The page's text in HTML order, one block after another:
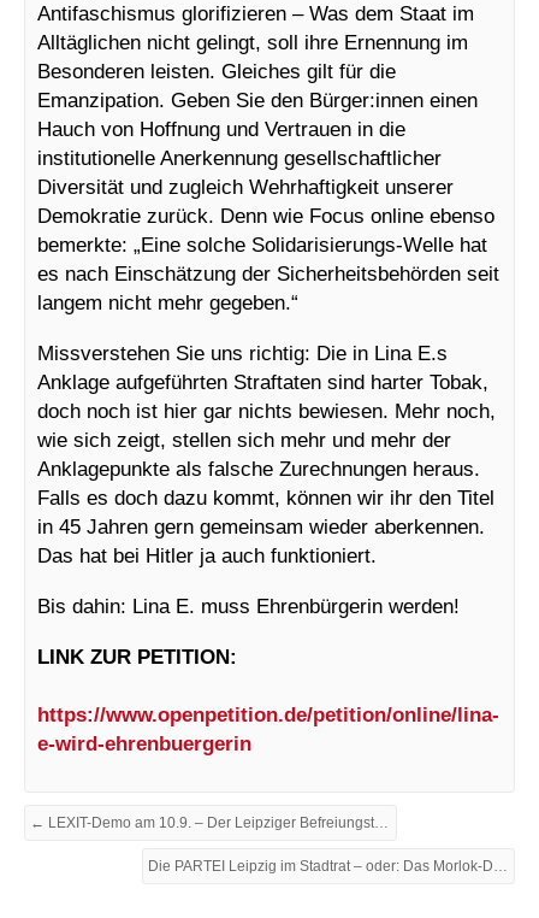
Antifaschismus glorifizieren – Was dem Staat im
Alltäglichen nicht gelingt, soll ihre Ernennung im
Besonderen leisten. Gleiches gilt für die
Emanzipation. Geben Sie den Bürger:innen einen
Hauch von Hoffnung und Vertrauen in die
institutionelle Anerkennung gesellschaftlicher
Diversität und zugleich Wehrhaftigkeit unserer
Demokratie zurück. Denn wie Focus online ebenso
bemerkte: „Eine solche Solidarisierungs-Welle hat
es nach Einschätzung der Sicherheitsbehörden seit
langem nicht mehr gegeben.“
Missverstehen Sie uns richtig: Die in Lina E.s
Anklage aufgeführten Straftaten sind harter Tobak,
doch noch ist hier gar nichts bewiesen. Mehr noch,
wie sich zeigt, stellen sich mehr und mehr der
Anklagepunkte als falsche Zurechnungen heraus.
Falls es doch dazu kommt, können wir ihr den Titel
in 45 Jahren gern gemeinsam wieder aberkennen.
Das hat bei Hitler ja auch funktioniert.
Bis dahin: Lina E. muss Ehrenbürgerin werden!
LINK ZUR PETITION:
https://www.openpetition.de/petition/online/lina-
e-wird-ehrenbuergerin
← LEXIT-Demo am 10.9. – Der Leipziger Befreiungstag (Bilder + Videos)
Die PARTEI Leipzig im Stadtrat – oder: Das Morlok-Dilemma →